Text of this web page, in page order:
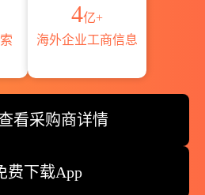
4亿+
海外企业工商信息
看采购商详情
费下载App